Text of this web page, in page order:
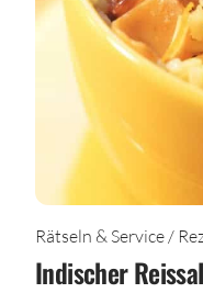
Rätseln & Service /
Indischer